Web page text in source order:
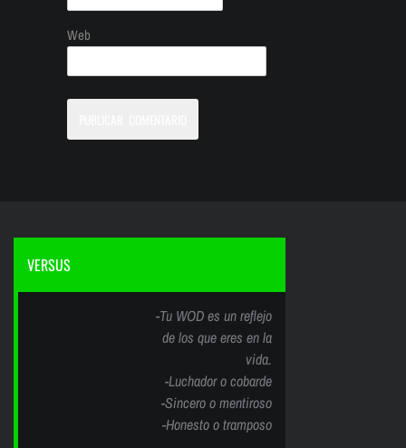
Web
VERSUS
-Tu WOD es un reflejo
de los que eres en la
vida.
-Luchador o cobarde
-Sincero o mentiroso
-Honesto o tramposo